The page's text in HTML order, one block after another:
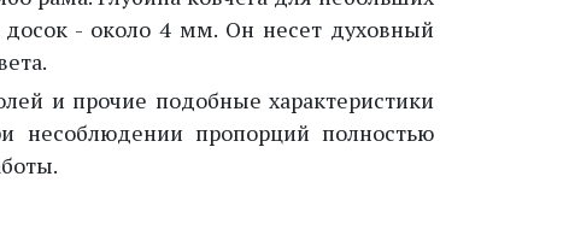
- около 4 мм. Он несет духовный
и прочие подобные характеристики
несоблюдении пропорций полностью